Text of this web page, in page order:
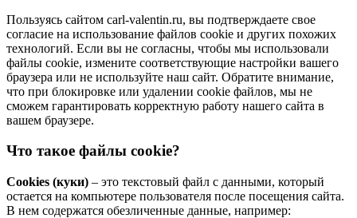
Пользуясь сайтом carl-valentin.ru, вы подтверждаете свое
согласие на использование файлов cookie и других похожих
технологий. Если вы не согласны, чтобы мы использовали
файлы cookie, измените соответствующие настройки вашего
браузера или не используйте наш сайт. Обратите внимание,
что при блокировке или удалении cookie файлов, мы не
сможем гарантировать корректную работу нашего сайта в
вашем браузере.
Что такое файлы cookie?
Cookies (куки) – это текстовый файл с данными, который
остается на компьютере пользователя после посещения сайта.
В нем содержатся обезличенные данные, например: